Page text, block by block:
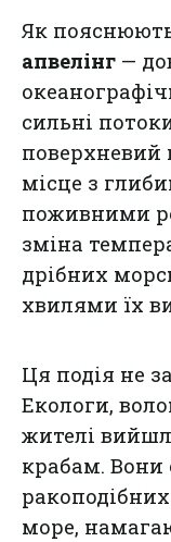
Як
апвелінг —
сильні
поверхневий
місце з
поживними
зміна
дрібних
хвилями їх
Ця подія не
Екологи,
жителі
крабам.
море,